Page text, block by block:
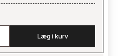
Læg i kurv